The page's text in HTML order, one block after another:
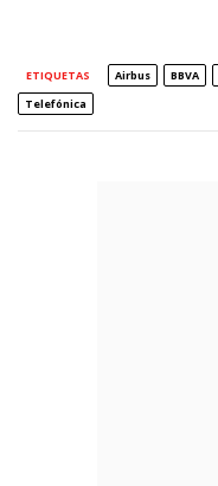
ETIQUETAS Airbus BBVA
Telefónica